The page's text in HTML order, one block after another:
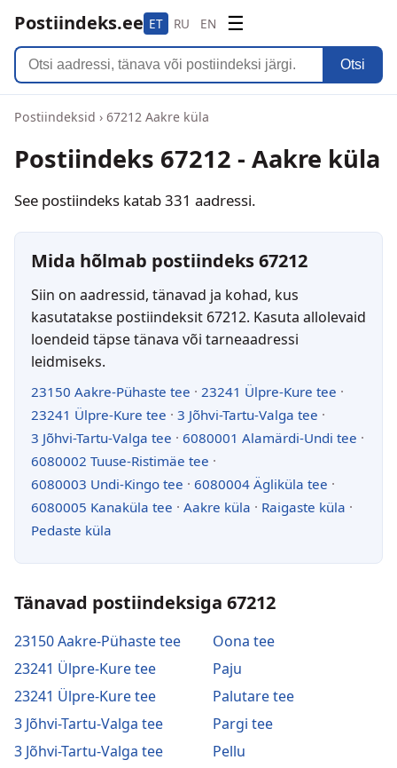
Postiindeks.ee ET RU EN ☰
Otsi
Postiindeksid › 67212 Aakre küla
Postiindeks 67212 - Aakre küla
See postiindeks katab 331 aadressi.
Mida hõlmab postiindeks 67212
Siin on aadressid, tänavad ja kohad, kus
kasutatakse postiindeksit 67212. Kasuta allolevaid
loendeid täpse tänava või tarneaadressi
leidmiseks.
23150 Aakre-Pühaste tee · 23241 Ülpre-Kure tee ·
23241 Ülpre-Kure tee · 3 Jõhvi-Tartu-Valga tee ·
3 Jõhvi-Tartu-Valga tee · 6080001 Alamärdi-Undi tee ·
6080002 Tuuse-Ristimäe tee ·
6080003 Undi-Kingo tee · 6080004 Ägliküla tee ·
6080005 Kanaküla tee · Aakre küla · Raigaste küla ·
Pedaste küla
Tänavad postiindeksiga 67212
23150 Aakre-Pühaste tee
23241 Ülpre-Kure tee
23241 Ülpre-Kure tee
3 Jõhvi-Tartu-Valga tee
3 Jõhvi-Tartu-Valga tee
Oona tee
Paju
Palutare tee
Pargi tee
Pellu